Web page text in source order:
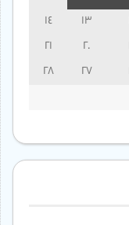
13
14
20
21
27
28